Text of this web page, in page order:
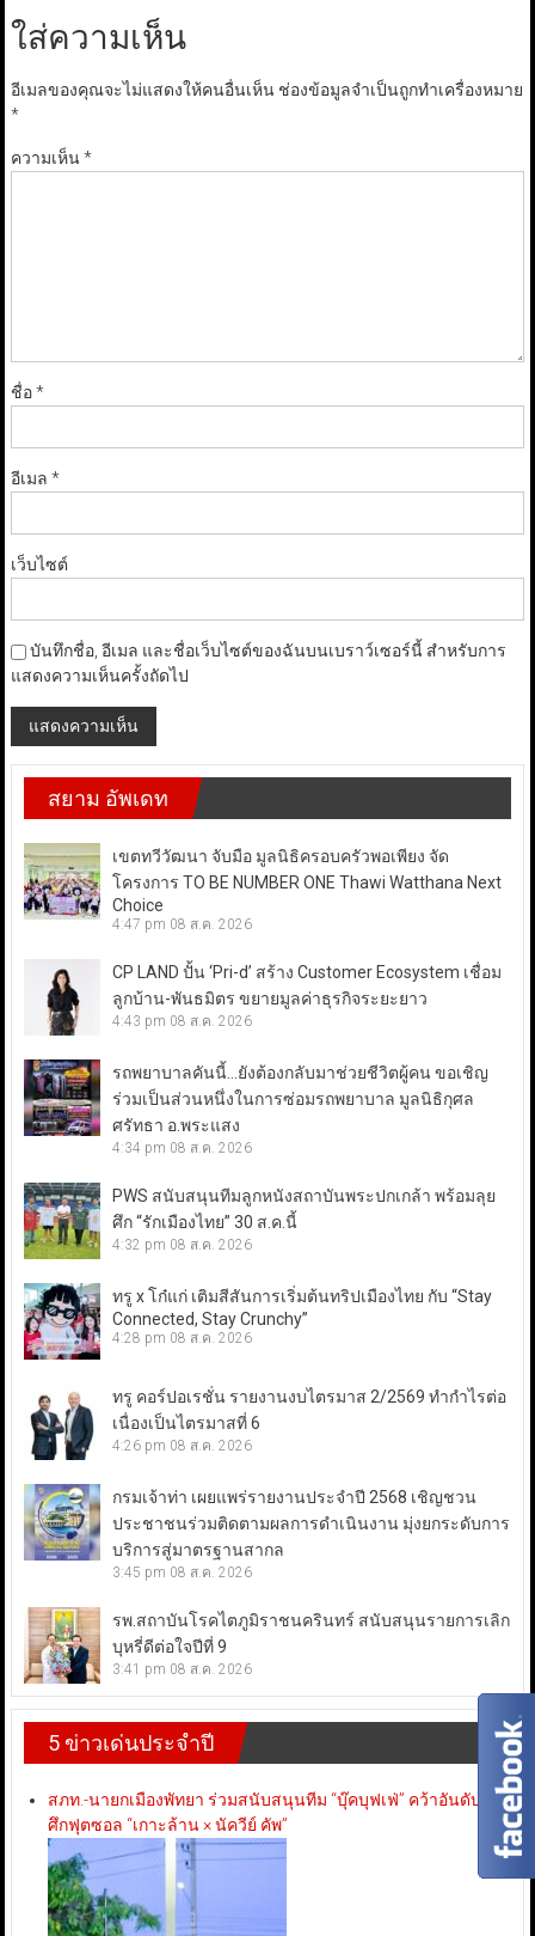
ใส่ความเห็น
อีเมลของคุณจะไม่แสดงให้คนอื่นเห็น ช่องข้อมูลจำเป็นถูกทำเครื่องหมาย
*
ความเห็น*
ชื่อ*
อีเมล *
เว็บไซต์
บันทึกชื่อ, อีเมล และชื่อเว็บไซต์ของฉันบนเบราว์เซอร์นี้ สำหรับการ
แสดงความเห็นครั้งถัดไป
สยาม อัพเดท
เขตทวีวัฒนา จับมือ มูลนิธิครอบครัวพอเพียง จัด
โครงการ TO BE NUMBER ONE Thawi Watthana Next
Choice
4:47 pm 08 ส.ค. 2026
CP LAND ปั้น ‘Pri-d’ สร้าง Customer Ecosystem เชื่อม
ลูกบ้าน-พันธมิตร ขยายมูลค่าธุรกิจระยะยาว
4:43 pm 08 ส.ค. 2026
รถพยาบาลคันนี้…ยังต้องกลับมาช่วยชีวิตผู้คน ขอเชิญ
ร่วมเป็นส่วนหนึ่งในการซ่อมรถพยาบาล มูลนิธิกุศล
ศรัทธา อ.พระแสง
4:34 pm 08 ส.ค. 2026
PWS สนับสนุนทีมลูกหนังสถาบันพระปกเกล้า พร้อมลุย
ศึก “รักเมืองไทย” 30 ส.ค.นี้
4:32 pm 08 ส.ค. 2026
ทรู x โก๋แก่ เติมสีสันการเริ่มต้นทริปเมืองไทย กับ “Stay
Connected, Stay Crunchy”
4:28 pm 08 ส.ค. 2026
ทรู คอร์ปอเรชั่น รายงานงบไตรมาส 2/2569 ทำกำไรต่อ
เนื่องเป็นไตรมาสที่ 6
4:26 pm 08 ส.ค. 2026
กรมเจ้าท่า เผยแพร่รายงานประจำปี 2568 เชิญชวน
ประชาชนร่วมติดตามผลการดำเนินงาน มุ่งยกระดับการ
บริการสู่มาตรฐานสากล
3:45 pm 08 ส.ค. 2026
รพ.สถาบันโรคไตภูมิราชนครินทร์ สนับสนุนรายการเลิก
บุหรี่ดีต่อใจปีที่ 9
3:41 pm 08 ส.ค. 2026
5 ข่าวเด่นประจำปี
สภท.-นายกเมืองพัทยา ร่วมสนับสนุนทีม “บุ๊คบุฟเฟ่” คว้าอันดับ 3
ศึกฟุตซอล “เกาะล้าน × นัควีย์ คัพ”